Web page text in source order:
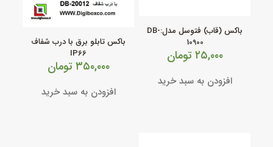
باکس (قاب) فتوسل مدل:DB-
10900
۲۵,۰۰۰ تومان
افزودن به سبد خرید
باکس تابلو برق با درب شفاف
IP66
۳۵۰,۰۰۰ تومان
افزودن به سبد خرید